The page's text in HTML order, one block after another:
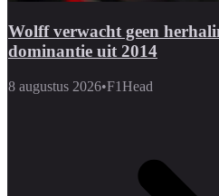
Wolff verwacht geen
dominantie uit 2014
8 augustus 2026•F1Head